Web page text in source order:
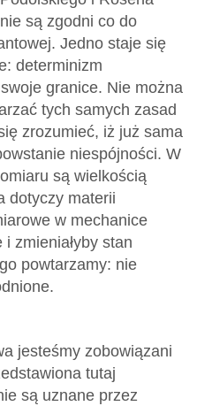
są zgodni co do
Jedno staje się
determinizm
granice. Nie można
tych samych zasad
zrozumieć, iż już sama
niespójności. W
są wielkością
dotyczy materii
w mechanice
i zmieniałyby stan
powtarzamy: nie
jesteśmy zobowiązani
tutaj
są uznane przez